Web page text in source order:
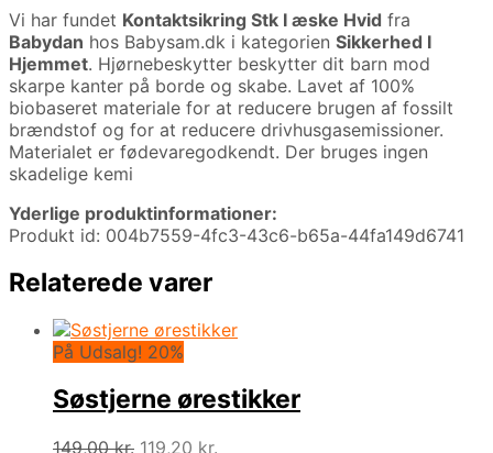
Vi har fundet Kontaktsikring Stk I æske Hvid fra
Babydan hos Babysam.dk i kategorien Sikkerhed I
Hjemmet. Hjørnebeskytter beskytter dit barn mod
skarpe kanter på borde og skabe. Lavet af 100%
biobaseret materiale for at reducere brugen af fossilt
brændstof og for at reducere drivhusgasemissioner.
Materialet er fødevaregodkendt. Der bruges ingen
skadelige kemi
Yderlige produktinformationer:
Produkt id: 004b7559-4fc3-43c6-b65a-44fa149d6741
Relaterede varer
På Udsalg! 20%
Søstjerne ørestikker
149,00kr. Den
119,20 kr.